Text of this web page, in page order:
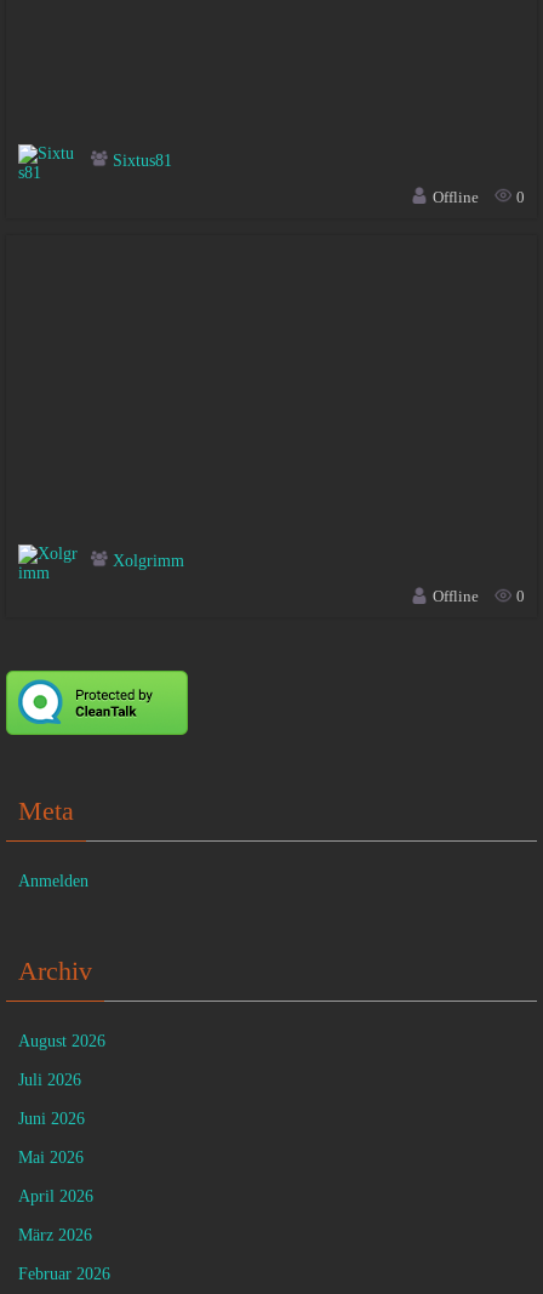
Sixtus81
Offline
0
Xolgrimm
Offline
0
Meta
Anmelden
Archiv
August 2026
Juli 2026
Juni 2026
Mai 2026
April 2026
März 2026
Februar 2026